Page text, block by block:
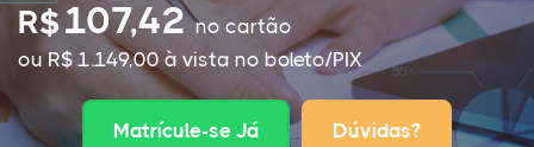
R$107,42no cartão
ou R$ 1.149,00 à vista no boleto/PIX
Matrícule-se Já Dúvidas?